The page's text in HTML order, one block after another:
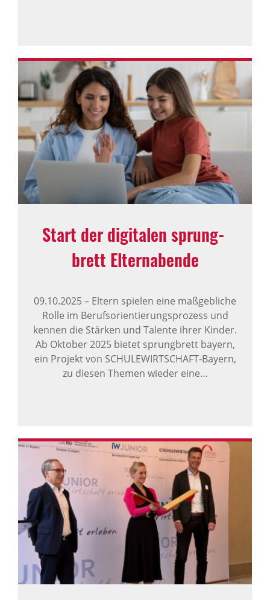
Start der digi­talen sprung­
brett Eltern­abende
09.10.2025– Eltern spielen eine maßgebliche
Rolle im Berufsorientierungsprozess und
kennen die Stärken und Talente ihrer Kinder.
Ab Oktober 2025 bietet sprungbrett bayern,
ein Projekt von SCHULEWIRTSCHAFT-Bayern,
zu diesen Themen wieder eine…